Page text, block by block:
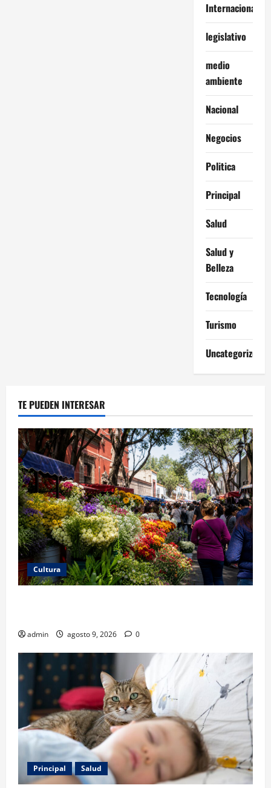
Internacionales
legislativo
medio
ambiente
Nacional
Negocios
Politica
Principal
Salud
Salud y
Belleza
Tecnología
Turismo
Uncategorized
TE PUEDEN INTERESAR
Cultura
admin agosto 9, 2026 0
Principal Salud